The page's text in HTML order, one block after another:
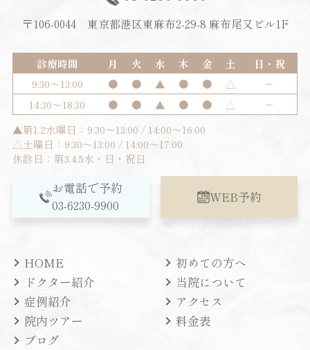
〒106-0044 東京都港区東麻布2-29-8 麻布尾又ビル1F
診療時間 月 火 水 木 金 土
日・祝
9:30～13:00
● ● ▲ ● ● △
－
14:30～18:30
● ● ▲ ● ● △
－
▲第1.2水曜日：9:30～13:00 / 14:00～16:00
△土曜日：9:30～13:00 / 14:00～17:00
休診日：第3.4.5水・日・祝日
お電話で予約
03-6230-9900
WEB予約
HOME
初めての方へ
ドクター紹介
当院について
症例紹介
アクセス
院内ツアー
料金表
ブログ